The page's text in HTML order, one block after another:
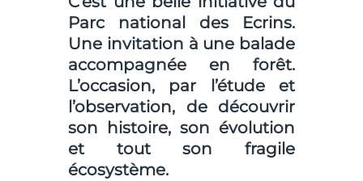
Parc national des Ecrins.
Une invitation à une balade
accompagnée en forêt.
L’occasion, par l’étude et
l’observation, de découvrir
son histoire, son évolution
et tout son fragile
écosystème.